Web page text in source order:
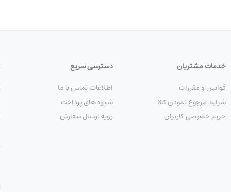
خدمات مشتریان
قوانین و مقررات
شرایط مرجوع نمودن کالا
حریم خصوصی کاربران
دسترسی سریع
اطلاعات تماس با ما
شیوه های پرداخت
رویه ارسال سفارش